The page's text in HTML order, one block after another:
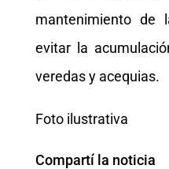
mantenimiento de
evitar la
veredas y acequias.
Foto ilustrativa
Compartí la noticia